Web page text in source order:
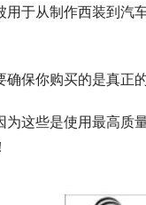
于从制作西装到汽
保你购买的是真正
这些是使用最高质